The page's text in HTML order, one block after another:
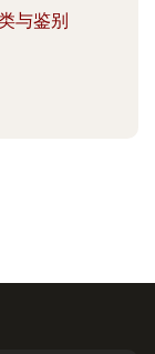
与鉴别